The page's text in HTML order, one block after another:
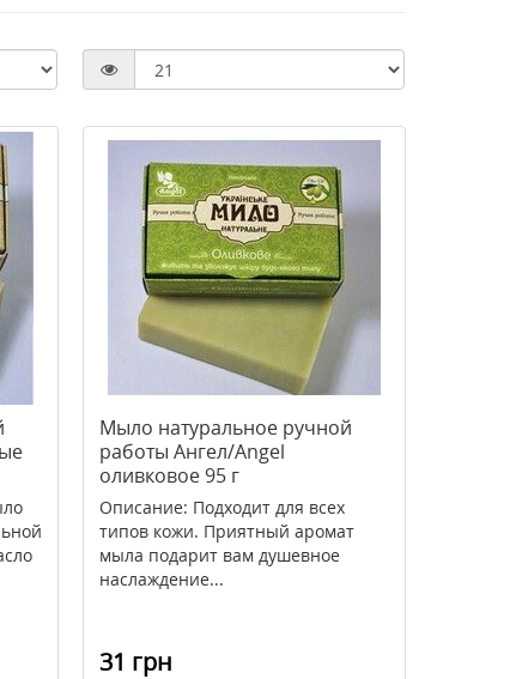
Мыло натуральное ручной
работы Ангел/Angel
оливковое 95 г
Описание: Подходит для всех
типов кожи. Приятный аромат
мыла подарит вам душевное
наслаждение...
31 грн